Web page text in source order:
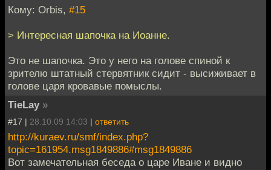
Кому: Orbis, #15
> Интересная шапочка на Иоанне.
Это не шапочка. Это у него на голове спиной к
зрителю штатный стервятник сидит - высиживает в
голове царя кровавые помыслы.
TieLay »
#17 | 28.10.09 14:03 | ответить
http://kuraev.ru/smf/index.php?
topic=161954.msg1849886#msg1849886
Вот замечательная беседа о царе Иване и видно